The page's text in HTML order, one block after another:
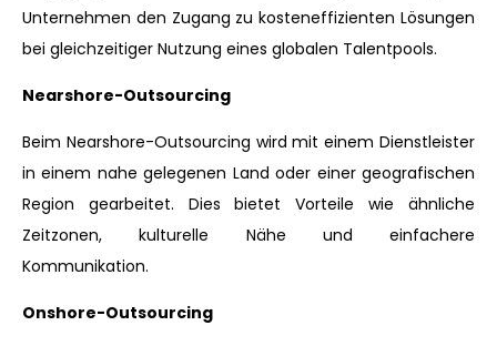
Unternehmen den Zugang zu kosteneffizienten Lösungen
bei gleichzeitiger Nutzung eines globalen Talentpools.
Nearshore-Outsourcing
Beim Nearshore-Outsourcing wird mit einem Dienstleister
in einem nahe gelegenen Land oder einer geografischen
Region gearbeitet. Dies bietet Vorteile wie ähnliche
Zeitzonen, kulturelle Nähe und einfachere
Kommunikation.
Onshore-Outsourcing